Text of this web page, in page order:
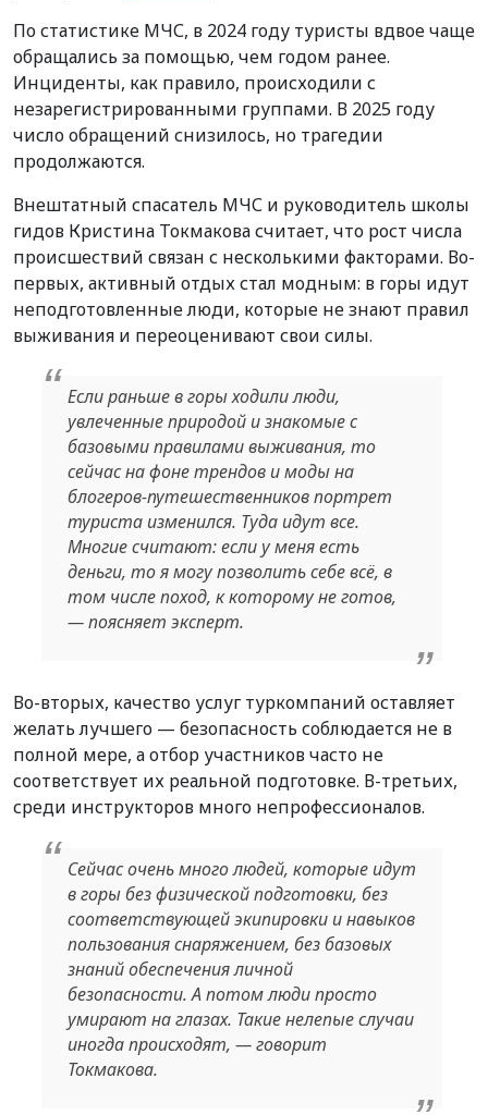
По статистике МЧС, в 2024 году туристы вдвое чаще
обращались за помощью, чем годом ранее.
Инциденты, как правило, происходили с
незарегистрированными группами. В 2025 году
число обращений снизилось, но трагедии
продолжаются.
Внештатный спасатель МЧС и руководитель школы
гидов Кристина Токмакова считает, что рост числа
происшествий связан с несколькими факторами. Во-
первых, активный отдых стал модным: в горы идут
неподготовленные люди, которые не знают правил
выживания и переоценивают свои силы.
Если раньше в горы ходили люди,
увлеченные природой и знакомые с
базовыми правилами выживания, то
сейчас на фоне трендов и моды на
блогеров-путешественников портрет
туриста изменился. Туда идут все.
Многие считают: если у меня есть
деньги, то я могу позволить себе всё, в
том числе поход, к которому не готов,
— поясняет эксперт.
Во-вторых, качество услуг туркомпаний оставляет
желать лучшего — безопасность соблюдается не в
полной мере, а отбор участников часто не
соответствует их реальной подготовке. В-третьих,
среди инструкторов много непрофессионалов.
Сейчас очень много людей, которые идут
в горы без физической подготовки, без
соответствующей экипировки и навыков
пользования снаряжением, без базовых
знаний обеспечения личной
безопасности. А потом люди просто
умирают на глазах. Такие нелепые случаи
иногда происходят, — говорит
Токмакова.